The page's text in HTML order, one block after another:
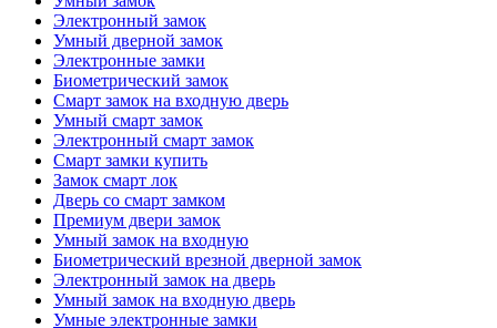
Электронный замок
Умный дверной замок
Электронные замки
Биометрический замок
Смарт замок на входную дверь
Умный смарт замок
Электронный смарт замок
Смарт замки купить
Замок смарт лок
Дверь со смарт замком
Премиум двери замок
Умный замок на входную
Биометрический врезной дверной замок
Электронный замок на дверь
Умный замок на входную дверь
Умные электронные замки